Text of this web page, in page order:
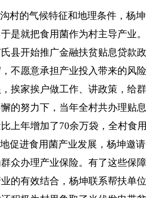
村的气候特征和地理条件，杨
是就把食用菌作为村主导产业。
县开始推广金融扶贫贴息贷款
不愿意承担产业投入带来的风
挨家挨户做工作、讲政策，给
的努力下，当年全村共办理贴
上年增加了70余万袋，全村食
促进食用菌产业发展，杨坤邀
众办理产业保险。有了这些保
的有效结合，杨坤联系帮扶单